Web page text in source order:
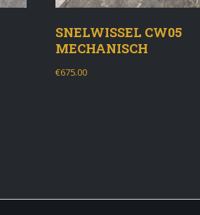
SNELWISSEL CW05
MECHANISCH
€675.00